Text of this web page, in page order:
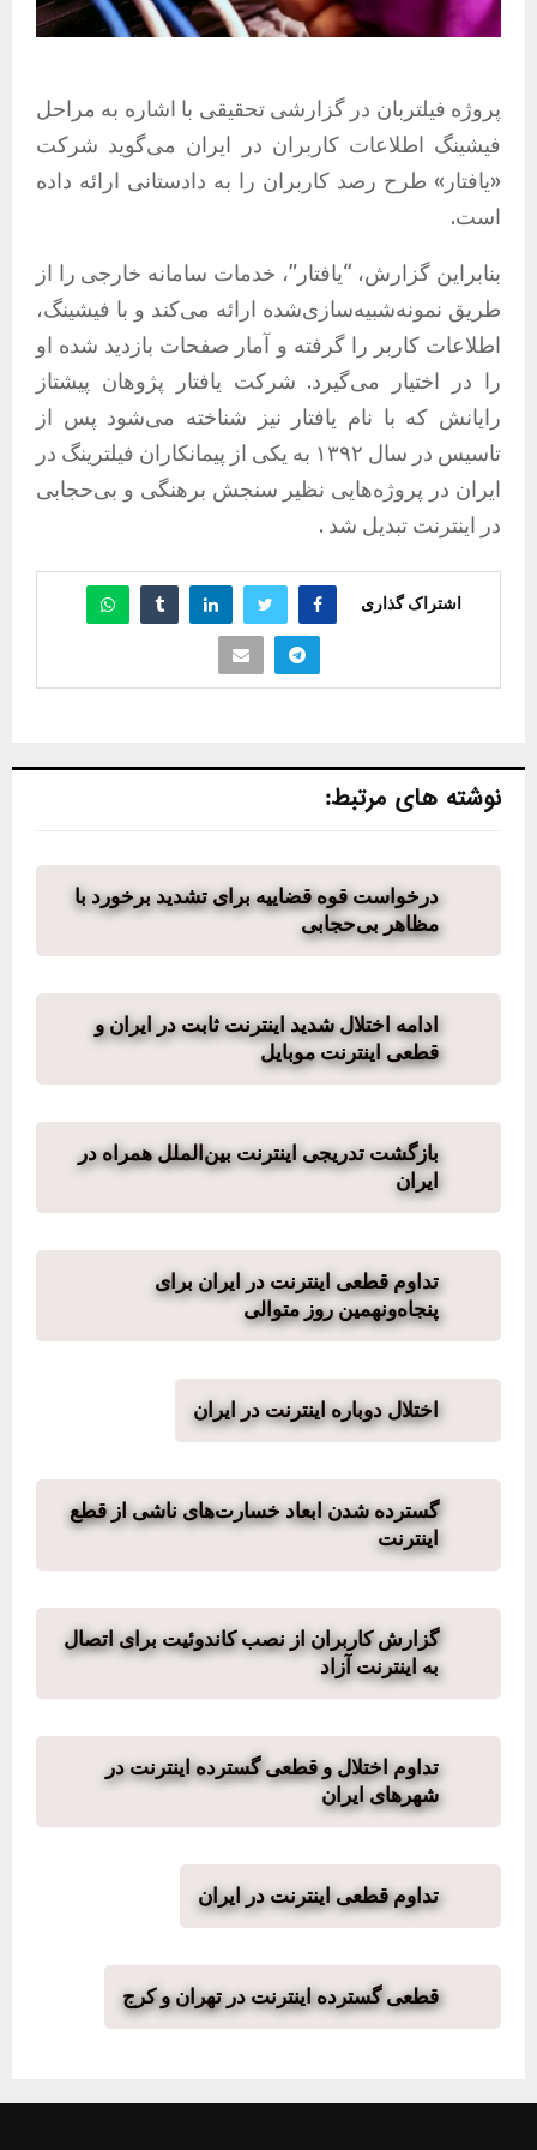
پروژه فیلتربان در گزارشی تحقیقی با اشاره به مراحل
فیشینگ اطلاعات کاربران در ایران می‌گوید شرکت
«یافتار» طرح رصد کاربران را به دادستانی ارائه داده
است.
بنابراین گزارش، “یافتار”، خدمات سامانه خارجی را از
طریق نمونه‌شبیه‌سازی‌شده ارائه می‌کند و با فیشینگ،
اطلاعات کاربر را گرفته و آمار صفحات بازدید شده او
را در اختیار می‌گیرد. شرکت یافتار پژوهان پیشتاز
رایانش که با نام یافتار نیز شناخته می‌شود پس از
تاسیس در سال ۱۳۹۲ به یکی از پیمانکاران فیلترینگ در
ایران در پروژه‌هایی نظیر سنجش برهنگی و بی‌حجابی
در اینترنت تبدیل شد .
اشتراک گذاری
نوشته های مرتبط:
درخواست قوه قضاییه برای تشدید برخورد با
مظاهر بی‌حجابی
ادامه اختلال شدید اینترنت ثابت در ایران و
قطعی اینترنت موبایل
بازگشت تدریجی اینترنت بین‌الملل همراه در
ایران
تداوم قطعی اینترنت در ایران برای
پنجاه‌ونهمین روز متوالی
اختلال دوباره اینترنت در ایران
گسترده شدن ابعاد خسارت‌های ناشی از قطع
اینترنت
گزارش کاربران از نصب کاندوئیت برای اتصال
به اینترنت آزاد
تداوم اختلال و قطعی گسترده اینترنت در
شهرهای ایران
تداوم قطعی اینترنت در ایران
قطعی گسترده اینترنت در تهران و کرج